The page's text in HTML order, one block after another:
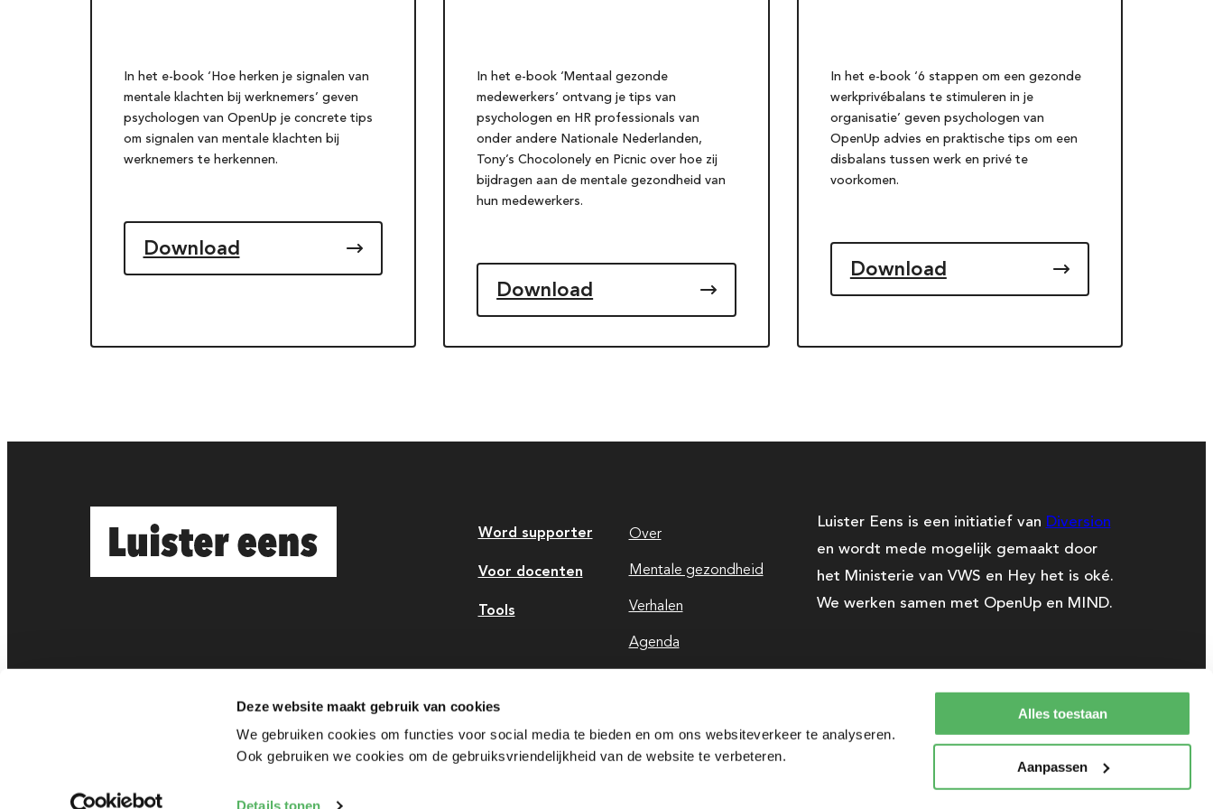
Deze website maakt gebruik van cookies
We gebruiken cookies om functies voor social media te bieden en om ons websiteverkeer te analyseren.
Ook gebruiken we cookies om de gebruiksvriendelijkheid van de website te verbeteren.
Details tonen
Alles toestaan
Aanpassen
In het e-book ‘Hoe herken je signalen van
mentale klachten bij werknemers’ geven
psychologen van OpenUp je concrete tips
om signalen van mentale klachten bij
werknemers te herkennen.
Download
In het e-book ‘Mentaal gezonde
medewerkers’ ontvang je tips van
psychologen en HR professionals van
onder andere Nationale Nederlanden,
Tony’s Chocolonely en Picnic over hoe zij
bijdragen aan de mentale gezondheid van
hun medewerkers.
Download
In het e-book ‘6 stappen om een gezonde
werkprivébalans te stimuleren in je
organisatie’ geven psychologen van
OpenUp advies en praktische tips om een
disbalans tussen werk en privé te
voorkomen.
Download
Word supporter
Voor docenten
Tools
Over
Mentale gezondheid
Verhalen
Agenda
Luister Eens is een initiatief van Diversion
en wordt mede mogelijk gemaakt door
het Ministerie van VWS en Hey het is oké.
We werken samen met OpenUp en MIND.
Privacy verklaring Cookie instellingen 2026 copyright luistereens